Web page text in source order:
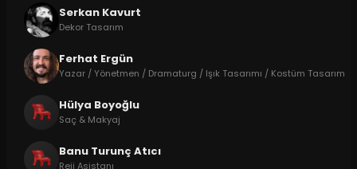
Serkan Kavurt
Dekor Tasarım
Ferhat Ergün
Yazar / Yönetmen / Dramaturg / Işık Tasarımı / Kostüm Tasarım
Hülya Boyoğlu
Saç & Makyaj
Banu Turunç Atıcı
Reji Asistanı